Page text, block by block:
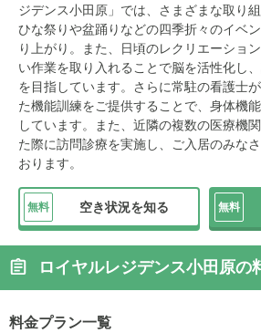
ジデンス小田原」では、さまざまな取り
ひな祭りや盆踊りなどの四季折々のイベ
り上がり。また、日頃のレクリエーショ
い作業を取り入れることで脳を活性化し
を目指しています。さらに常駐の看護士
た機能訓練をご提供することで、身体機
しています。また、近隣の複数の医療機
た際に訪問診療を実施し、ご入居のみな
おります。
無料 空き状況を知る 無料
ロイヤルレジデンス小田原の
料金プラン一覧